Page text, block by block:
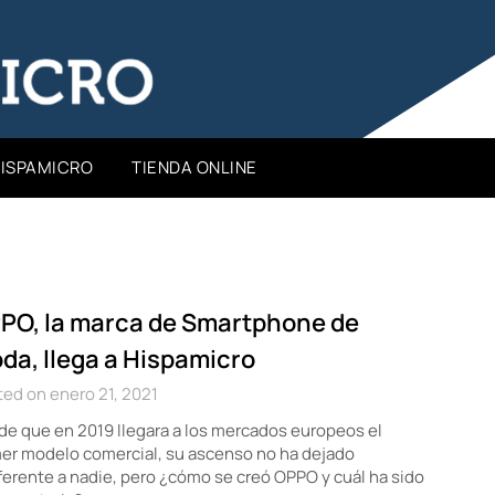
TIENDA ONLINE
la marca de Smartphone de
llega a Hispamicro
on enero 21, 2021
que en 2019 llegara a los mercados europeos el
modelo comercial, su ascenso no ha dejado
a nadie, pero ¿cómo se creó OPPO y cuál ha sido